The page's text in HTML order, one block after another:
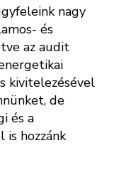
nagy
és
az audit
kivitelezésével
de
és a
is hozzánk